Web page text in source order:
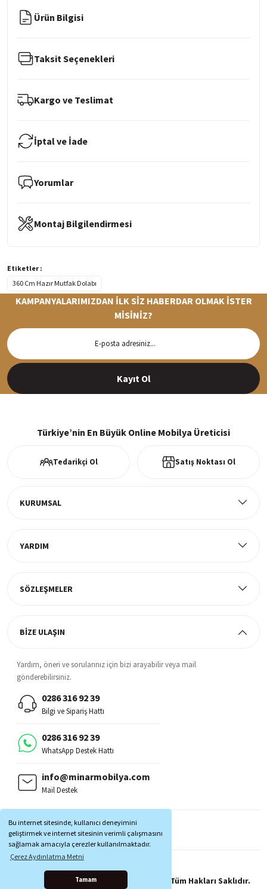
Bu internet sitesinde, kullanıcı deneyimini
geliştirmek ve internet sitesinin verimli çalışmasını
sağlamak amacıyla çerezler kullanılmaktadır.
Çerez Aydınlatma Metni
Tamam
Ürün Bilgisi
Taksit Seçenekleri
Kargo ve Teslimat
İptal ve İade
Yorumlar
Montaj Bilgilendirmesi
Etiketler :
360 Cm Hazır Mutfak Dolabı
Siparişleriniz en kısa sürede hazırlanarak kargoya verilir
KAMPANYALARIMIZDAN İLK SİZ HABERDAR OLMAK İSTER
MİSİNİZ?
Kayıt Ol
Türkiye’nin En Büyük Online Mobilya Üreticisi
Tedarikçi Ol Satış Noktası Ol
KURUMSAL
YARDIM
SÖZLEŞMELER
BİZE ULAŞIN
Yardım, öneri ve sorularınız için bizi arayabilir veya mail
gönderebilirsiniz.
0286 316 92 39
Bilgi ve Sipariş Hattı
0286 316 92 39
WhatsApp Destek Hattı
info@minarmobilya.com
Mail Destek
MOBİL UYGULAMALAR:
Copyright © 1997 - 2025 Minar Mobilya® Tüm Hakları Saklıdır.